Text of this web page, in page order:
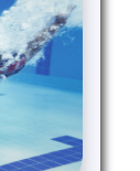
SALE